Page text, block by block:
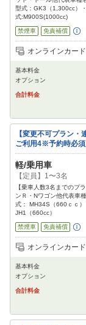
型式：GK3（1,300cc）
式:M900S(1000cc)
禁煙車 免責補償
追加可能オプション
（
オンラインカード
基本料金
オプション
合計料金
【変更不可プラン
ご利用4※予約時必
軽/乗用車
【定員】1〜3名
【乗車人数3名までのプ
ンＲ・Nワゴン他代表車
式： MH34S（660ｃｃ
JH1（660cc）
禁煙車 免責補償
追加可能オプション
（
オンラインカード
基本料金
オプション
合計料金